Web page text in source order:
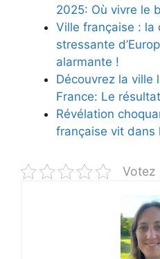
2025: Où vivre le
Ville française : la
stressante
alarmante !
Découvrez la ville
France: Le
Révélation
française vit dans
Votez